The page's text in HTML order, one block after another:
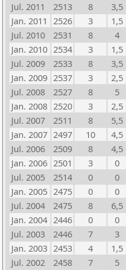
Jul. 2011
2513 8
3,5
Jan. 2011 2526 3
1,5
Jul. 2010
2531 8
4
Jan. 2010 2534 3
1,5
Jul. 2009
2533 8
3,5
Jan. 2009 2537 3
2,5
Jul. 2008
2527 8
5
Jan. 2008 2520 3
2,5
Jul. 2007
2511 8
5,5
Jan. 2007 2497 10
4,5
Jul. 2006
2509 8
4,5
Jan. 2006 2501 3
0
Jul. 2005
2514 0
0
Jan. 2005 2475 0
0
Jul. 2004
2475 8
6,5
Jan. 2004 2446 0
0
Jul. 2003
2446 7
3
Jan. 2003 2453 4
1,5
Jul. 2002
2458 7
5